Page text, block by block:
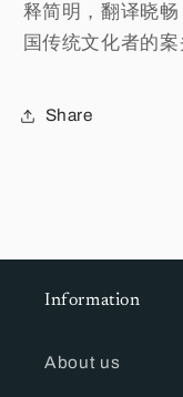
释简明，翻译晓
国传统文化者的案
Share
Information
About us